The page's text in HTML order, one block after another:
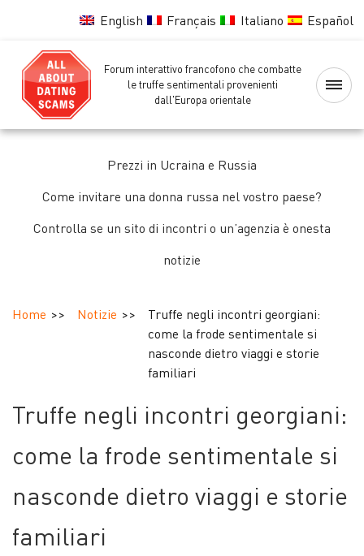
English Français Italiano Español
Forum interattivo francofono che combatte
le truffe sentimentali provenienti
dall'Europa orientale
Home
Lista
ragazze
Contattaci
Notizie
Prezzi in Ucraina e Russia
Come invitare una donna russa nel vostro paese?
Controlla se un sito di incontri o un’agenzia è onesta
notizie
Home Notizie
Truffe negli incontri georgiani:
come la frode sentimentale si
nasconde dietro viaggi e storie
familiari
Truffe negli incontri georgiani:
come la frode sentimentale si
nasconde dietro viaggi e storie
familiari